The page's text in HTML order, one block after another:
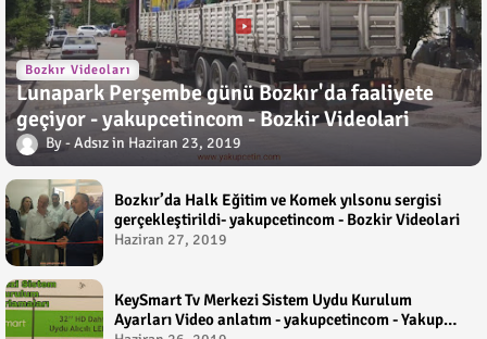
Bozkır Videoları
Lunapark Perşembe günü Bozkır'da faaliyete
geçiyor - yakupcetincom - Bozkir Videolari
Adsız Haziran 23, 2019
Bozkır’da Halk Eğitim ve Komek yılsonu sergisi
gerçekleştirildi- yakupcetincom - Bozkir Videolari
Haziran 27, 2019
KeySmart Tv Merkezi Sistem Uydu Kurulum
Ayarları Video anlatım - yakupcetincom - Yakup